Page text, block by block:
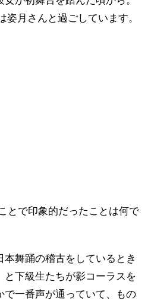
月さんと過ごしています。
とで印象的だったことは何で
舞踊の稽古をしているとき
と下級生たちが影コーラスを
で一番声が通っていて、もの